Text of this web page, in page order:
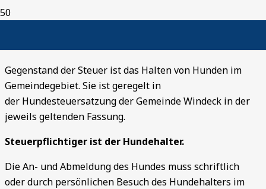
Gegenstand der Steuer ist das Halten von Hunden im
Gemeindegebiet. Sie ist geregelt in
der Hundesteuersatzung der Gemeinde Windeck in der
jeweils geltenden Fassung.
Steuerpflichtiger ist der Hundehalter.
Die An- und Abmeldung des Hundes muss schriftlich
oder durch persönlichen Besuch des Hundehalters im